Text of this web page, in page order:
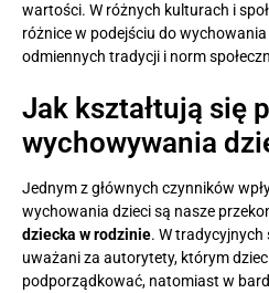
wartości. W różnych kulturach i
różnice w podejściu do
odmiennych tradycji i norm
Jak kształtują się
wychowywania
Jednym z głównych czynników
wychowania dzieci są nasze
dziecka w rodzinie. W tradycyjnych
uważani za autorytety, którym
podporządkować, natomiast w